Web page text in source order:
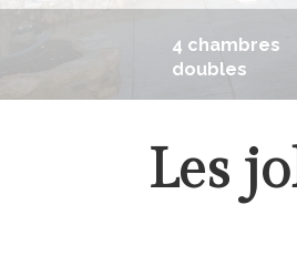
4 chambres
doubles
Les